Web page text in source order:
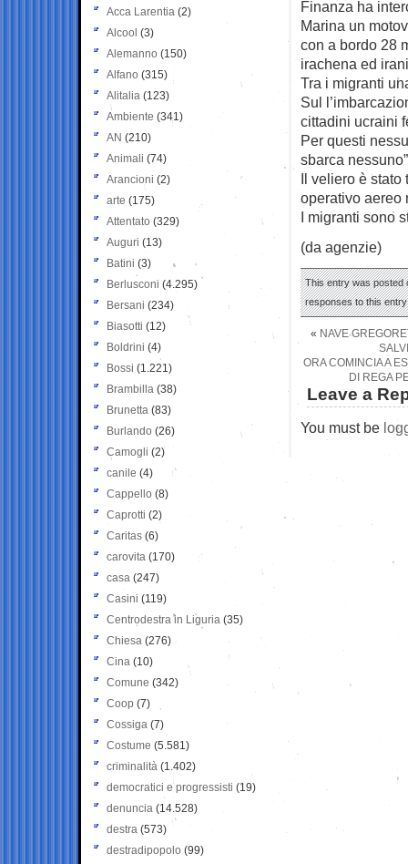
Finanza ha
Marina un
con a bordo 28
irachena ed
Tra i migranti
Sul
cittadini ucraini
Per questi
sbarca
Il veliero è stato
operativo aereo
I migranti sono
(da agenzie)
This entry was posted
responses to this
« NAVE
ORA COMINCIA A
DI REGA
Leave a
You must be
Acca Larentia (2)
Alcool (3)
Alemanno (150)
Alfano (315)
Alitalia (123)
Ambiente (341)
AN (210)
Animali (74)
Arancioni (2)
arte (175)
Attentato (329)
Auguri (13)
Batini (3)
Berlusconi (4.295)
Bersani (234)
Biasotti (12)
Boldrini (4)
Bossi (1.221)
Brambilla (38)
Brunetta (83)
Burlando (26)
Camogli (2)
canile (4)
Cappello (8)
Caprotti (2)
Caritas (6)
carovita (170)
casa (247)
Casini (119)
Centrodestra in Liguria (35)
Chiesa (276)
Cina (10)
Comune (342)
Coop (7)
Cossiga (7)
Costume (5.581)
criminalità (1.402)
democratici e progressisti (19)
denuncia (14.528)
destra (573)
destradipopolo (99)